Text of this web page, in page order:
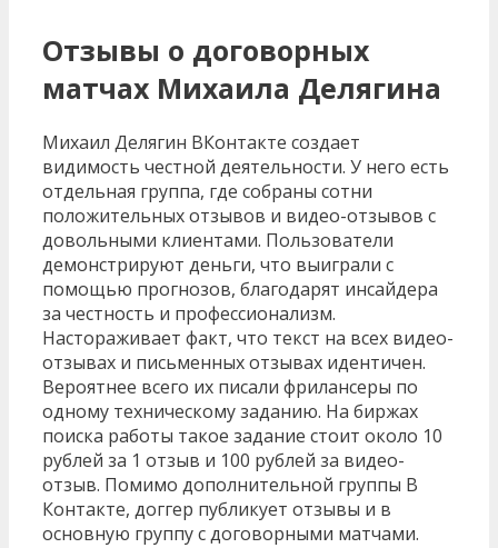
Отзывы о договорных
матчах Михаила Делягина
Михаил Делягин ВКонтакте создает
видимость честной деятельности. У него есть
отдельная группа, где собраны сотни
положительных отзывов и видео-отзывов с
довольными клиентами. Пользователи
демонстрируют деньги, что выиграли с
помощью прогнозов, благодарят инсайдера
за честность и профессионализм.
Настораживает факт, что текст на всех видео-
отзывах и письменных отзывах идентичен.
Вероятнее всего их писали фрилансеры по
одному техническому заданию. На биржах
поиска работы такое задание стоит около 10
рублей за 1 отзыв и 100 рублей за видео-
отзыв. Помимо дополнительной группы В
Контакте, доггер публикует отзывы и в
основную группу с договорными матчами.